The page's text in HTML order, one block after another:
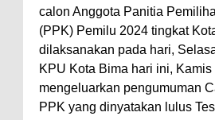
Pastikan
Berjalan
"Polisi
Polres Bima
calon Anggota Panitia
(PPK) Pemilu 2024 tingkat
dilaksanakan pada hari,
KPU Kota Bima hari ini, Kamis
mengeluarkan pengumuman
PPK yang dinyatakan lulus